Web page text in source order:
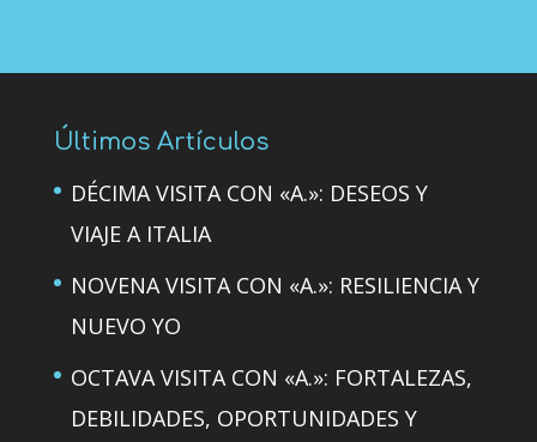
Últimos Artículos
DÉCIMA VISITA CON «A.»: DESEOS Y
VIAJE A ITALIA
NOVENA VISITA CON «A.»: RESILIENCIA Y
NUEVO YO
OCTAVA VISITA CON «A.»: FORTALEZAS,
DEBILIDADES, OPORTUNIDADES Y